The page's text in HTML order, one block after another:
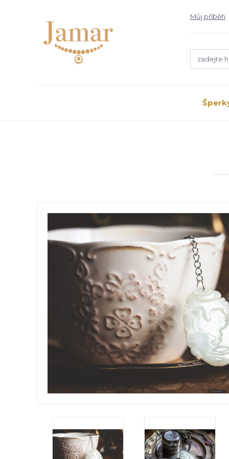
Můj příběh